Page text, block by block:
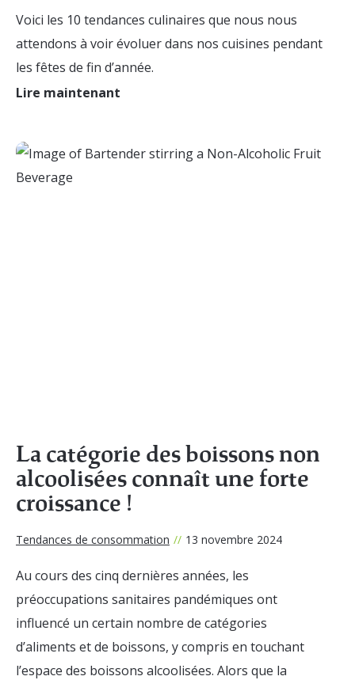
Voici les 10 tendances culinaires que nous nous
attendons à voir évoluer dans nos cuisines pendant
les fêtes de fin d’année.
Lire maintenant
La catégorie des boissons non
alcoolisées connaît une forte
croissance !
Tendances de consommation // 13 novembre 2024
Au cours des cinq dernières années, les
préoccupations sanitaires pandémiques ont
influencé un certain nombre de catégories
d’aliments et de boissons, y compris en touchant
l’espace des boissons alcoolisées. Alors que la